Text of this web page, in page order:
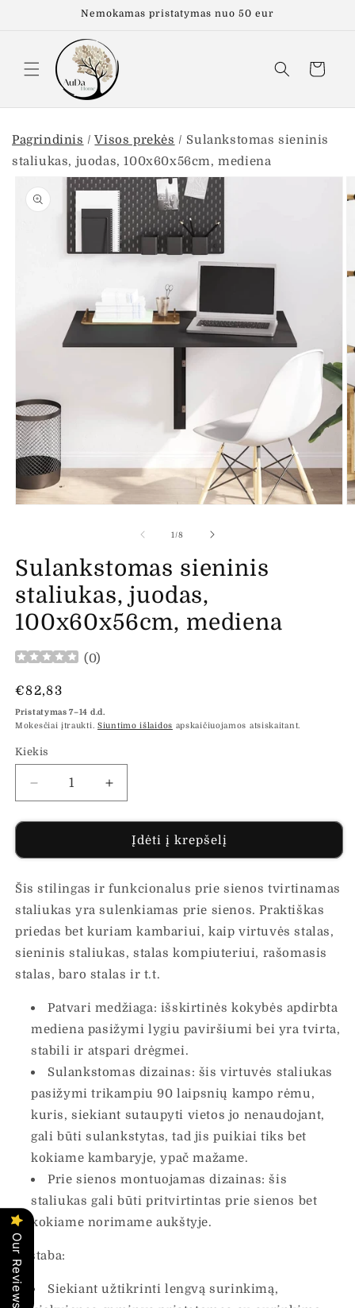
Nemokamas pristatymas nuo 50 eur
Krepšelis
Pagrindinis /Visos prekės / Sulankstomas sieninis
staliukas, juodas, 100x60x56cm, mediena
Pereiti prie
informacijos
apie gaminį
lange
1/iš
8
Sulankstomas sieninis
staliukas, juodas,
100x60x56cm, mediena
(0)
Įprasta
kaina
€82,83
Pristatymas 7–14 d.d.
Mokesčiai įtraukti. Siuntimo išlaidos apskaičiuojamos atsiskaitant.
Kiekis
Sumažinti
Sulankstomas
sieninis
juodas,
mediena
kiekį
Padidinti
Sulankstomas
sieninis
staliukas,
juodas,
mediena
kiekį
Įdėti į krepšelį
Šis stilingas ir funkcionalus prie sienos tvirtinamas
staliukas yra sulenkiamas prie sienos. Praktiškas
priedas bet kuriam kambariui, kaip virtuvės stalas,
sieninis staliukas, stalas kompiuteriui, rašomasis
stalas, baro stalas ir t.t.
Patvari medžiaga: išskirtinės kokybės apdirbta
mediena pasižymi lygiu paviršiumi bei yra tvirta,
stabili ir atspari drėgmei.
Sulankstomas dizainas: šis virtuvės staliukas
pasižymi trikampiu 90 laipsnių kampo rėmu,
kuris, siekiant sutaupyti vietos jo nenaudojant,
gali būti sulankstytas, tad jis puikiai tiks bet
kokiame kambaryje, ypač mažame.
Prie sienos montuojamas dizainas: šis
staliukas gali būti pritvirtintas prie sienos bet
kokiame norimame aukštyje.
Pastaba:
Siekiant užtikrinti lengvą surinkimą,
Our Reviews